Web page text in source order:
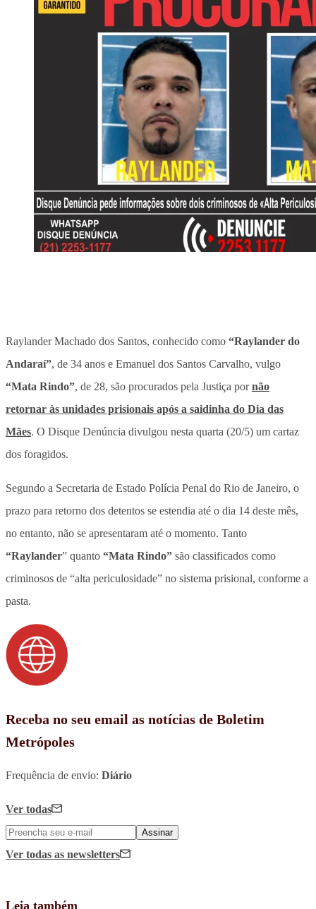
Raylander Machado dos Santos, conhecido como “Raylander do
Andaraí”, de 34 anos e Emanuel dos Santos Carvalho, vulgo
“Mata Rindo”, de 28, são procurados pela Justiça pornão
retornar às unidades prisionais após a saidinha do Dia das
Mães. O Disque Denúncia divulgou nesta quarta (20/5) um cartaz
dos foragidos.
Segundo a Secretaria de Estado Polícia Penal do Rio de Janeiro, o
prazo para retorno dos detentos se estendia até o dia 14 deste mês,
no entanto, não se apresentaram até o momento. Tanto
“Raylander” quanto “Mata Rindo” são classificados como
criminosos de “alta periculosidade” no sistema prisional, conforme a
pasta.
Receba no seu email as notícias de Boletim
Metrópoles
Frequência de envio: Diário
Ver todas
Assinar
Ver todas as newsletters
Leia também